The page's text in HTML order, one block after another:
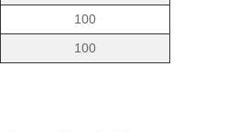
100
100